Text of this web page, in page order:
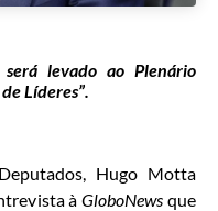
levado ao Plenário
Líderes”.
Hugo Motta
àGloboNews que